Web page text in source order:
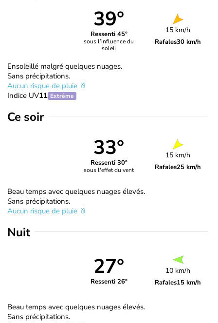
39°
Ressenti 45°
sous l’influence du
soleil
15 km/h
Rafales30 km/h
Ensoleillé malgré quelques nuages.
Sans précipitations.
Aucun risque de pluie
Indice UV11 Extrême
Ce soir
33°
Ressenti 30°
sous l'effet du vent
15 km/h
Rafales25 km/h
Beau temps avec quelques nuages élevés.
Sans précipitations.
Aucun risque de pluie
Nuit
27°
Ressenti 26°
10 km/h
Rafales15 km/h
Beau temps avec quelques nuages élevés.
Sans précipitations.